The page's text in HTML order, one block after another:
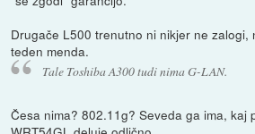
Drugače L500 trenutno ni nikjer ne zalogi,
teden menda.
Tale Toshiba A300 tudi nima G-LAN.
Česa nima? 802.11g? Seveda ga ima, kaj